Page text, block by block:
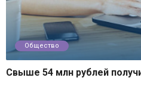
Общество
Свыше 54 млн рублей